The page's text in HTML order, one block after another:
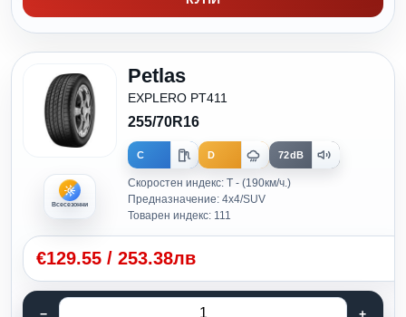
Всесезонни
Petlas
EXPLERO PT411
255/70R16
C D 72dB
Скоростен индекс: T - (190км/ч.)
Предназначение: 4x4/SUV
Товарен индекс: 111
€129.55 / 253.38лв